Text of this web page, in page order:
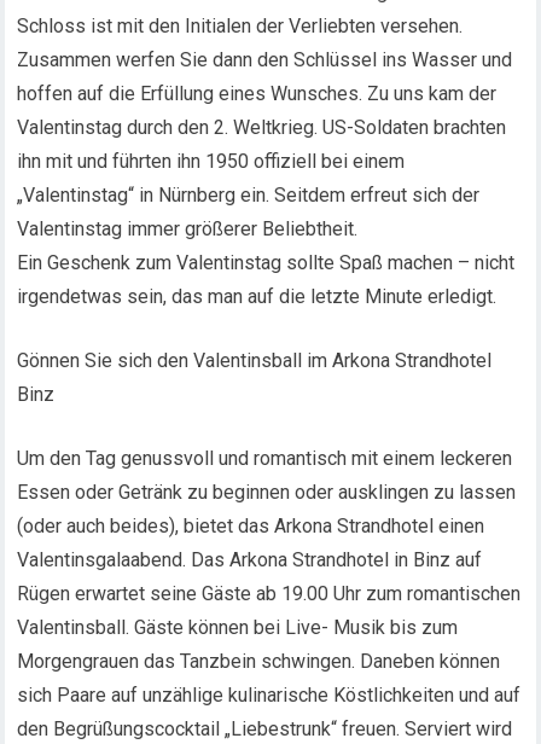
Schloss ist mit den Initialen der Verliebten versehen.
Zusammen werfen Sie dann den Schlüssel ins Wasser und
hoffen auf die Erfüllung eines Wunsches. Zu uns kam der
Valentinstag durch den 2. Weltkrieg. US-Soldaten brachten
ihn mit und führten ihn 1950 offiziell bei einem
„Valentinstag“ in Nürnberg ein. Seitdem erfreut sich der
Valentinstag immer größerer Beliebtheit.
Ein Geschenk zum Valentinstag sollte Spaß machen – nicht
irgendetwas sein, das man auf die letzte Minute erledigt.
Gönnen Sie sich den Valentinsball im Arkona Strandhotel
Binz
Um den Tag genussvoll und romantisch mit einem leckeren
Essen oder Getränk zu beginnen oder ausklingen zu lassen
(oder auch beides), bietet das Arkona Strandhotel einen
Valentinsgalaabend. Das Arkona Strandhotel in Binz auf
Rügen erwartet seine Gäste ab 19.00 Uhr zum romantischen
Valentinsball. Gäste können bei Live- Musik bis zum
Morgengrauen das Tanzbein schwingen. Daneben können
sich Paare auf unzählige kulinarische Köstlichkeiten und auf
den Begrüßungscocktail „Liebestrunk“ freuen. Serviert wird